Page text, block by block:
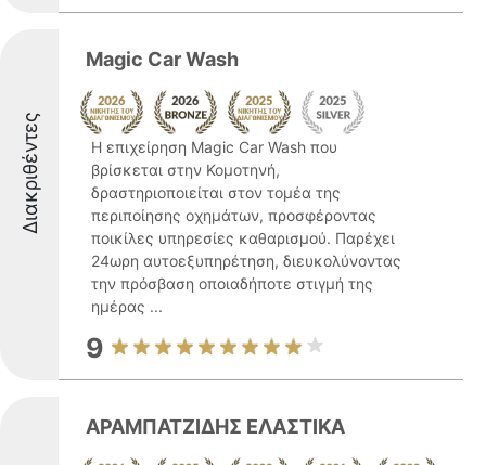
Διακριθέντες
Magic Car Wash
Η επιχείρηση Magic Car Wash που
βρίσκεται στην Κομοτηνή,
δραστηριοποιείται στον τομέα της
περιποίησης οχημάτων, προσφέροντας
ποικίλες υπηρεσίες καθαρισμού. Παρέχει
24ωρη αυτοεξυπηρέτηση, διευκολύνοντας
την πρόσβαση οποιαδήποτε στιγμή της
ημέρας ...
9
ΑΡΑΜΠΑΤΖΙΔΗΣ ΕΛΑΣΤΙΚΑ